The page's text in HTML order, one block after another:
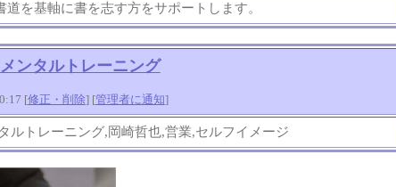
道を基軸に書を志す方をサポートします。
ンタルトレーニング
[修正・削除] [管理者に通知]
ルトレーニング,岡崎哲也,営業,セルフイメージ